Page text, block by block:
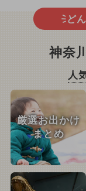
ど
神奈
人
厳選お出かけ
まとめ